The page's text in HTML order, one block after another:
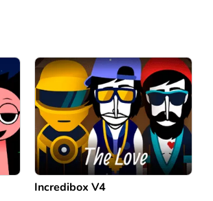
Incredibox V4